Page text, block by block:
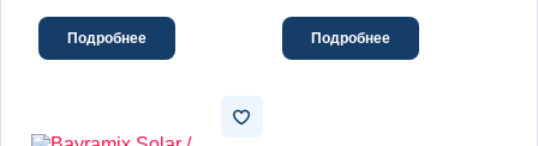
Подробнее Подробнее